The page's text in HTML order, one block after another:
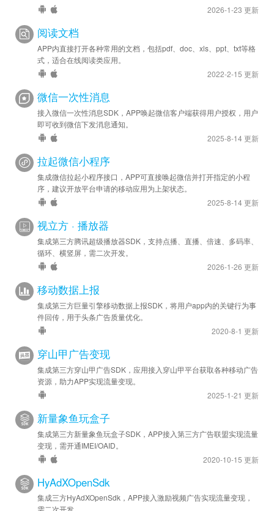
安卓新增 - 广告应用下载确认提示，以满足合规要求
安卓优化 - SDK 升级至 v4.400.1270
2021-08-17
安卓优化 - SDK 升级至 v4.391.1261
2026-1-23 更新
阅读文档
APP内直接打开各种常用的文档，包括pdf、doc、xls、ppt、txt等格
式，适合在线阅读类应用。
2022-2-15 更新
微信一次性消息
接入微信一次性消息SDK，APP唤起微信客户端获得用户授权，用户
即可收到微信下发消息通知。
2025-8-14 更新
拉起微信小程序
集成微信拉起小程序接口，APP可直接唤起微信并打开指定的小程
序，建议开放平台申请的移动应用为上架状态。
2025-8-14 更新
视立方 · 播放器
集成第三方腾讯超级播放器SDK，支持点播、直播、倍速、多码率、
循环、横竖屏，需二次开发。
2026-1-26 更新
移动数据上报
集成第三方巨量引擎移动数据上报SDK，将用户app内的关键行为事
件回传，用于头条广告质量优化。
2020-8-1 更新
穿山甲广告变现
集成第三方穿山甲广告SDK，应用接入穿山甲平台获取各种移动广告
资源，助力APP实现流量变现。
2025-1-21 更新
新量象鱼玩盒子
集成第三方新量象鱼玩盒子SDK，APP接入第三方广告联盟实现流量
变现，需开通IMEI/OAID。
2020-10-15 更新
HyAdXOpenSdk
集成三方HyAdXOpenSdk，APP接入激励视频广告实现流量变现，
需二次开发。